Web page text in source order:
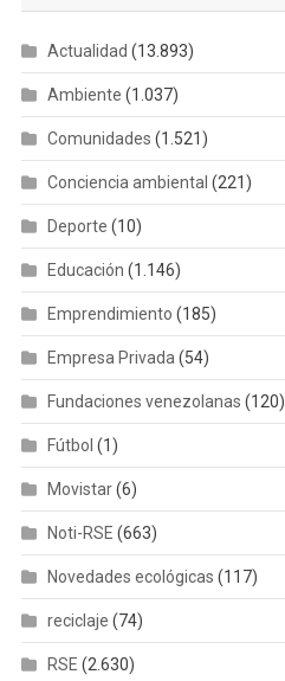
Actualidad (13.893)
Ambiente (1.037)
Comunidades (1.521)
Conciencia ambiental (221)
Deporte (10)
Educación (1.146)
Emprendimiento (185)
Empresa Privada(54)
Fundaciones venezolanas (120)
Fútbol (1)
Movistar(6)
Noti-RSE (663)
Novedades ecológicas (117)
reciclaje (74)
RSE (2.630)